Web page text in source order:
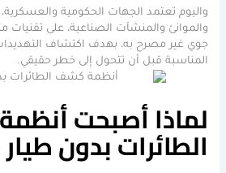
واليوم تعتمد الجهات الحكومية
والموانئ والمنشآت الصناعية، على
جوي غير مصرح به، بهدف اكتشاف التهديدات
المناسبة قبل أن تتحول إلى خطر حقيقي.
لماذا أصبحت
الطائرات بدون